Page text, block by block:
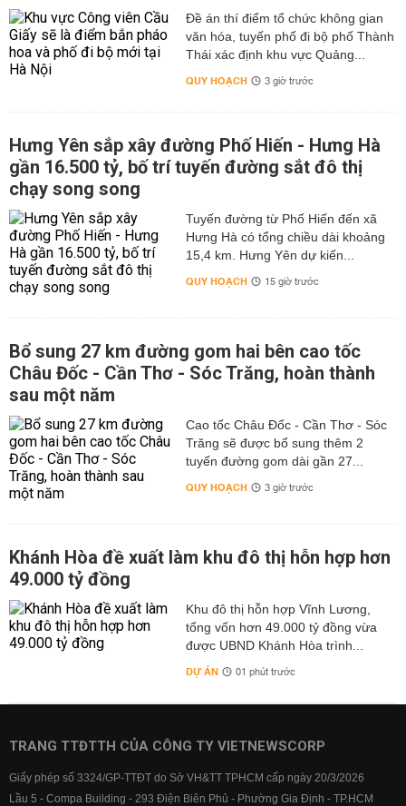
Đề án thí điểm tổ chức không gian
văn hóa, tuyến phố đi bộ phố Thành
Thái xác định khu vực Quảng...
QUY HOẠCH 3 giờ trước
Hưng Yên sắp xây đường Phố Hiến - Hưng Hà
gần 16.500 tỷ, bố trí tuyến đường sắt đô thị
chạy song song
Tuyến đường từ Phố Hiến đến xã
Hưng Hà có tổng chiều dài khoảng
15,4 km. Hưng Yên dự kiến...
QUY HOẠCH 15 giờ trước
Bổ sung 27 km đường gom hai bên cao tốc
Châu Đốc - Cần Thơ - Sóc Trăng, hoàn thành
sau một năm
Cao tốc Châu Đốc - Cần Thơ - Sóc
Trăng sẽ được bổ sung thêm 2
tuyến đường gom dài gần 27...
QUY HOẠCH 3 giờ trước
Khánh Hòa đề xuất làm khu đô thị hỗn hợp hơn
49.000 tỷ đồng
Khu đô thị hỗn hợp Vĩnh Lương,
tổng vốn hơn 49.000 tỷ đồng vừa
được UBND Khánh Hòa trình...
DỰ ÁN 01 phút trước
TRANG TTĐTTH CỦA CÔNG TY VIETNEWSCORP
Giấy phép số 3324/GP-TTĐT do Sở VH&TT TPHCM cấp ngày 20/3/2026
Lầu 5 - Compa Building - 293 Điện Biên Phủ - Phường Gia Định - TP.HCM